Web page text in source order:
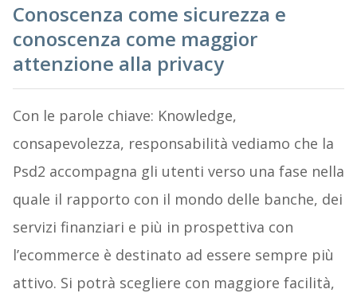
Conoscenza come sicurezza e
conoscenza come maggior
attenzione alla privacy
Con le parole chiave: Knowledge,
consapevolezza, responsabilità vediamo che la
Psd2 accompagna gli utenti verso una fase nella
quale il rapporto con il mondo delle banche, dei
servizi finanziari e più in prospettiva con
l’ecommerce è destinato ad essere sempre più
attivo. Si potrà scegliere con maggiore facilità,